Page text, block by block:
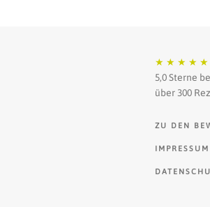
★ ★ ★ ★ ★
5,0 Sterne
über 300
ZU DEN
IMPRESSUM